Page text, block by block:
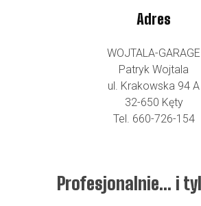
Adres
WOJTALA-GARAGE
Patryk Wojtala
ul. Krakowska 94 A
32-650 Kęty
Tel. 660-726-154
Profesjonalnie… i